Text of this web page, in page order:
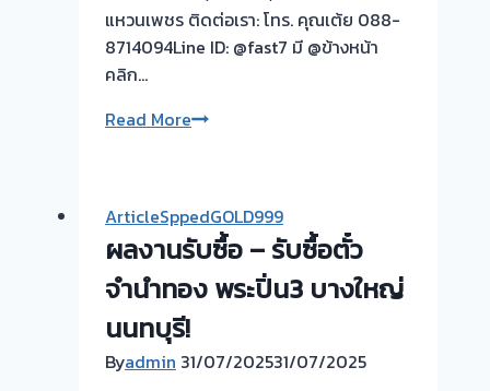
แหวนเพชร ติดต่อเรา: โทร. คุณเต้ย 088-
8714094Line ID: @fast7 มี @ข้างหน้า
คลิก…
Read Moreรับ
ทอง
💰
รับ
โรง
ArticleSppedGOLD999
ผลงานรับซื้อ – รับซื้อตั๋ว
จำนำทอง พระปิ่น3 บางใหญ่
นนทบุรี!
Byadmin 31/07/202531/07/2025